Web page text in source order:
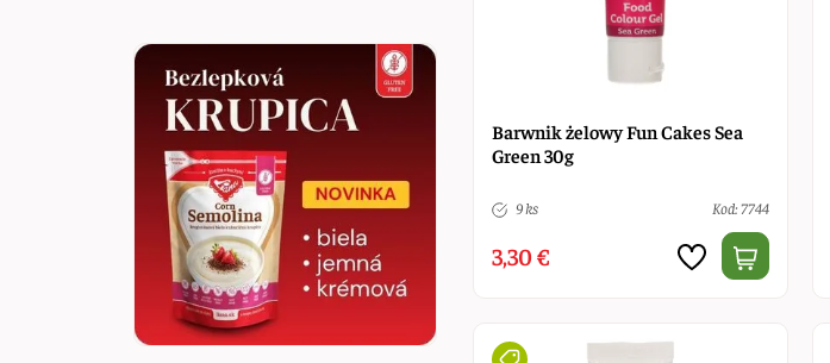
Barwnik żelowy Fun Cakes Sea
Green 30g
9 ks Kod: 7744
3,30 €